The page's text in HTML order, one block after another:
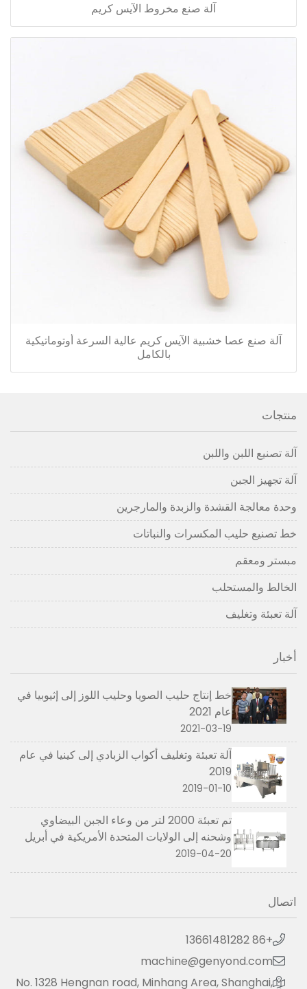
آلة صنع مخروط الآيس كريم
آلة صنع عصا خشبية الآيس كريم عالية السرعة أوتوماتيكية
بالكامل
منتجات
آلة تصنيع اللبن واللبن
آلة تجهيز الجبن
وحدة معالجة القشدة والزبدة والمارجرين
خط تصنيع حليب المكسرات والنباتات
مبستر ومعقم
الخالط والمستحلب
آلة تعبئة وتغليف
أخبار
خط إنتاج حليب الصويا وحليب اللوز إلى إثيوبيا في
عام 2021
2021-03-19
آلة تعبئة وتغليف أكواب الزبادي إلى كينيا في عام
2019
2019-01-10
تم تعبئة 2000 لتر من وعاء الجبن البيضاوي
وشحنه إلى الولايات المتحدة الأمريكية في أبريل
2019
2019-04-20
اتصال
+86 13661481282
machine@genyond.com
No. 1328 Hengnan road, Minhang Area, Shanghai,